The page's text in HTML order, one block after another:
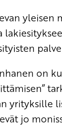
on
yrityksille
jo